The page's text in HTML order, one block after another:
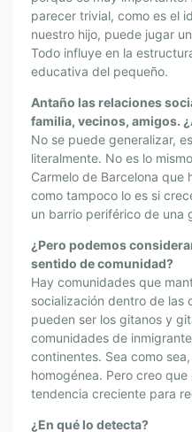
A
L
A
S
F
A
M
I
L
I
A
S
”
parecer trivial, como es el
nuestro hijo, puede jugar
Todo influye en la
educativa del pequeño.
Antaño las relaciones
familia, vecinos, amigos.
No se puede generalizar,
literalmente. No es lo
Carmelo de Barcelona que
como tampoco lo es si
un barrio periférico de una
¿Pero podemos
sentido de comunidad?
Hay comunidades que
socialización dentro de las
pueden ser los gitanos y
comunidades de
continentes. Sea como
homogénea. Pero creo
tendencia creciente para
¿En qué lo detecta?